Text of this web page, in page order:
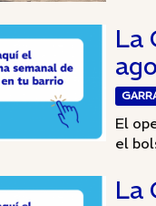
La
El
el
La